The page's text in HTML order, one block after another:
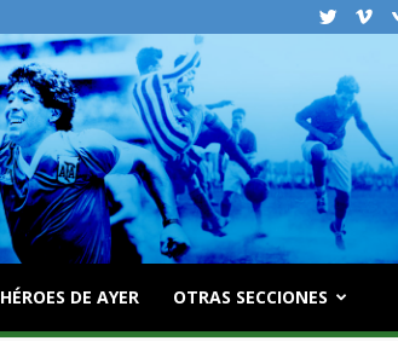
HÉROES DE AYER OTRAS SECCIONES